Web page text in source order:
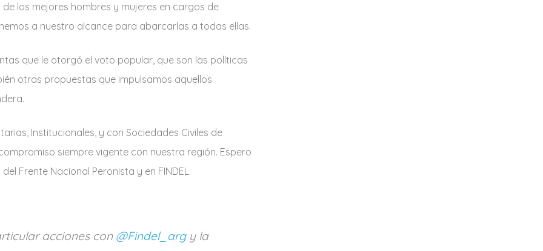
los mejores hombres y mujeres en cargos de
a nuestro alcance para abarcarlas a todas ellas.
que le otorgó el voto popular, que son las políticas
otras propuestas que impulsamos aquellos
Institucionales, y con Sociedades Civiles de
siempre vigente con nuestra región. Espero
Frente Nacional Peronista y en FINDEL.
acciones con @Findel_argy la